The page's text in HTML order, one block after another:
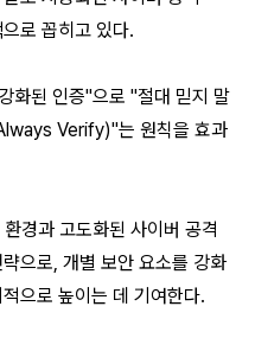
로 꼽히고 있다.
화된 인증"으로 "절대 믿지 말
Verify)"는 원칙을 효과
경과 고도화된 사이버 공격
으로, 개별 보안 요소를 강화
으로 높이는 데 기여한다.